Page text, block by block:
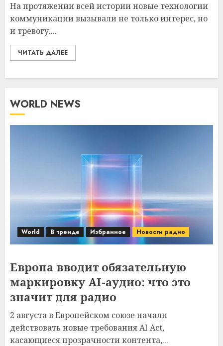
На протяжении всей истории новые технологии
коммуникации вызывали не только интерес, но
и тревогу....
ЧИТАТЬ ДАЛЕЕ
WORLD NEWS
World В тренде Избранное Новости радио
Европа вводит обязательную
маркировку AI-аудио: что это
значит для радио
2 августа в Европейском союзе начали
действовать новые требования AI Act,
касающиеся прозрачности контента,...